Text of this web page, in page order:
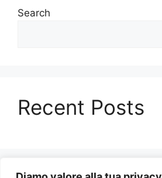
Search
Recent Posts